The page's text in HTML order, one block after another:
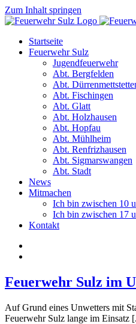
Zum Inhalt springen
Startseite
Feuerwehr Sulz
Jugendfeuerwehr
Abt. Bergfelden
Abt.
Abt. Fischingen
Abt. Glatt
Abt. Holzhausen
Abt. Hopfau
Abt. Mühlheim
Abt. Renfrizhausen
Abt. Sigmarswangen
Abt. Stadt
News
Mitmachen
Ich bin zwischen 10
Ich bin zwischen 17
Kontakt
Feuerwehr Sulz im
Auf Grund eines Unwetters mit
Feuerwehr Sulz lange im Einsatz